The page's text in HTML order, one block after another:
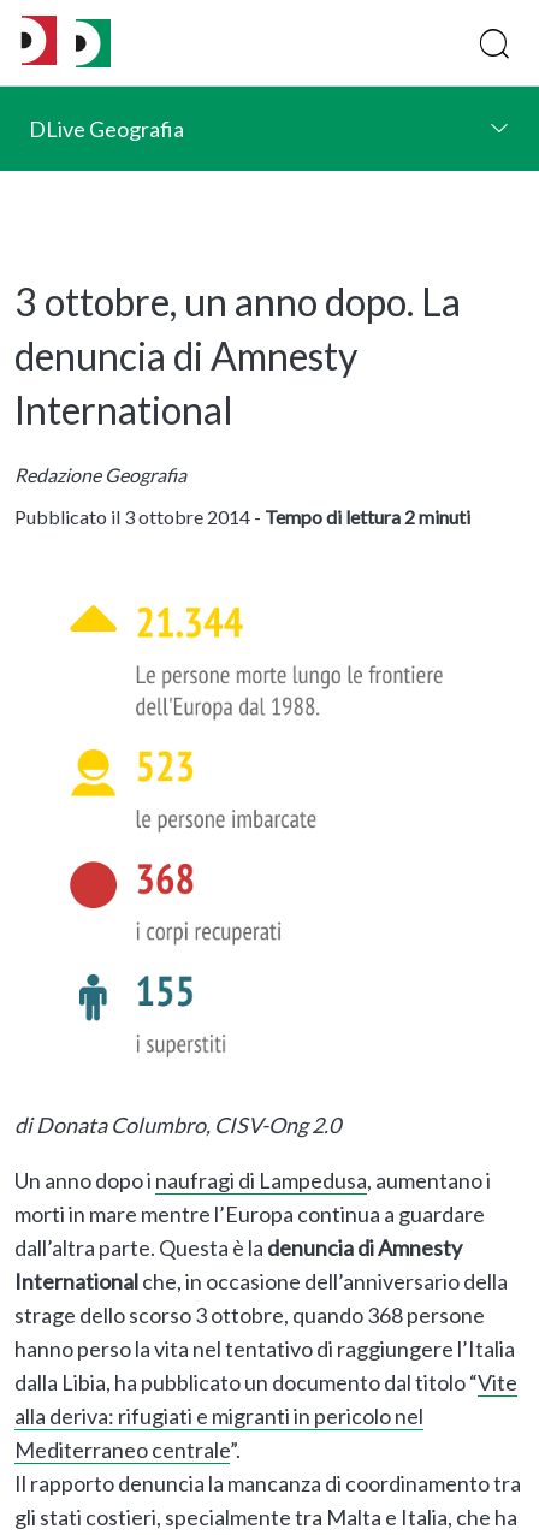
DLive Geografia
3 ottobre, un anno dopo. La
denuncia di Amnesty
International
Redazione Geografia
Pubblicato il 3 ottobre 2014 - Tempo di lettura 2 minuti
di Donata Columbro, CISV-Ong 2.0
Un anno dopo i naufragi di Lampedusa, aumentano i
morti in mare mentre l’Europa continua a guardare
dall’altra parte. Questa è la denuncia di Amnesty
Internationalche, in occasione dell’anniversario della
strage dello scorso 3 ottobre, quando 368 persone
hanno perso la vita nel tentativo di raggiungere l’Italia
dalla Libia, ha pubblicato un documento dal titolo “Vite
alla deriva: rifugiati e migranti in pericolo nel
Mediterraneo centrale”.
Il rapporto denuncia la mancanza di coordinamento tra
gli stati costieri, specialmente tra Malta e Italia, che ha